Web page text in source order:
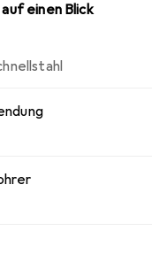
einen Blick